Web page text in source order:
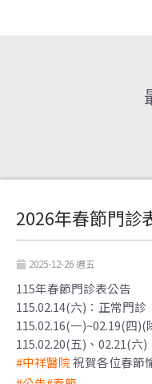
2026年春節門診
2025-12-26 週五
115年春節門診表公告
115.02.14(六)：正常門診
115.02.16(一)~02.19(四
115.02.20(五)、02.21(六
#中祥醫院祝賀各位春節